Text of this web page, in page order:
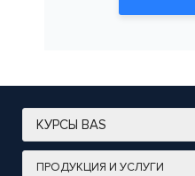
КУРСЫ BAS
ПРОДУКЦИЯ И УСЛУГИ